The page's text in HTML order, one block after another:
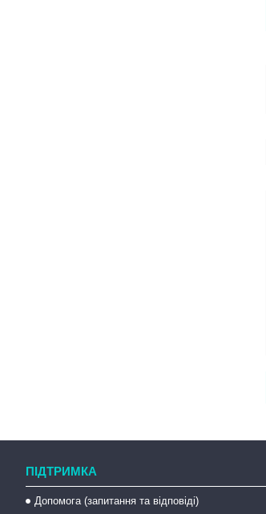
ПІДТРИМКА
Допомога (запитання та відповіді)